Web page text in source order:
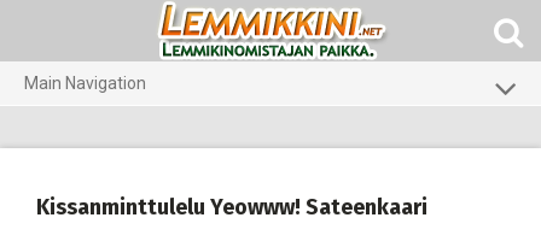
Main Navigation
Pieneläimet
Kissanminttulelu Yeowww! Sateenkaari